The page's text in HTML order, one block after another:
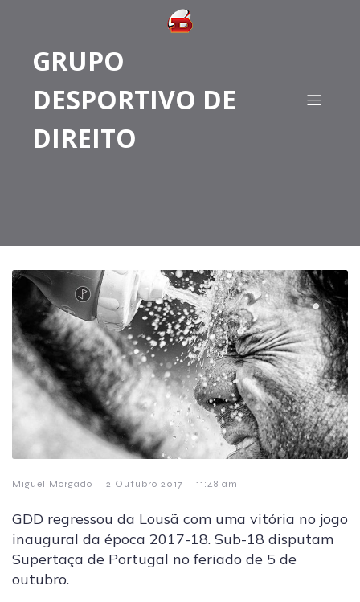
GRUPO
DESPORTIVO DE
DIREITO
Miguel Morgado - 2 Outubro 2017 - 11:48 am
GDD regressou da Lousã com uma vitória no jogo
inaugural da época 2017-18. Sub-18 disputam
Supertaça de Portugal no feriado de 5 de
outubro.